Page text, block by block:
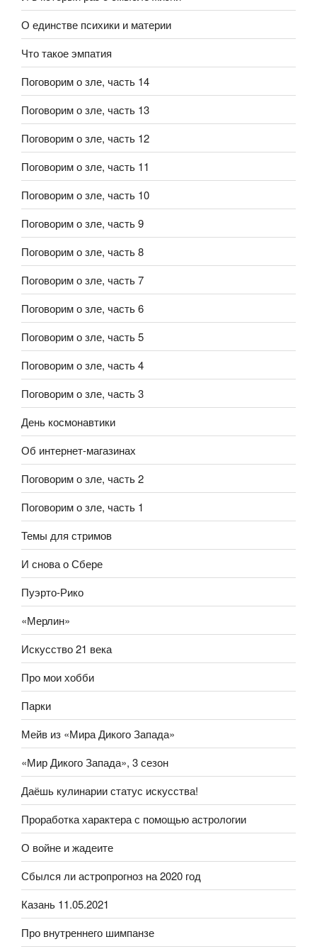
О единстве психики и материи
Что такое эмпатия
Поговорим о зле, часть 14
Поговорим о зле, часть 13
Поговорим о зле, часть 12
Поговорим о зле, часть 11
Поговорим о зле, часть 10
Поговорим о зле, часть 9
Поговорим о зле, часть 8
Поговорим о зле, часть 7
Поговорим о зле, часть 6
Поговорим о зле, часть 5
Поговорим о зле, часть 4
Поговорим о зле, часть 3
День космонавтики
Об интернет-магазинах
Поговорим о зле, часть 2
Поговорим о зле, часть 1
Темы для стримов
И снова о Сбере
Пуэрто-Рико
«Мерлин»
Искусство 21 века
Про мои хобби
Парки
Мейв из «Мира Дикого Запада»
«Мир Дикого Запада», 3 сезон
Даёшь кулинарии статус искусства!
Проработка характера с помощью астрологии
О войне и жадеите
Сбылся ли астропрогноз на 2020 год
Казань 11.05.2021
Про внутреннего шимпанзе